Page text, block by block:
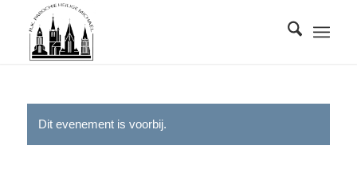
Dit evenement is voorbij.